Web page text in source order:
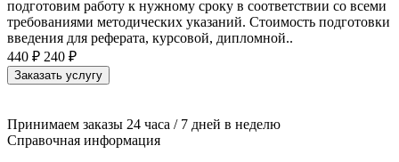
подготовим работу к нужному сроку в соответствии со всеми
требованиями методических указаний. Стоимость подготовки
введения для реферата, курсовой, дипломной..
440 ₽ 240 ₽
Заказать услугу
Принимаем заказы 24 часа / 7 дней в неделю
Справочная информация